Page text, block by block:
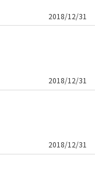
2018/12/31
2018/12/31
2018/12/31